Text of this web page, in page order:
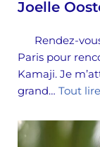
Joelle
Rendez-
Paris pour
Kamaji. Je
grand… Tout lire